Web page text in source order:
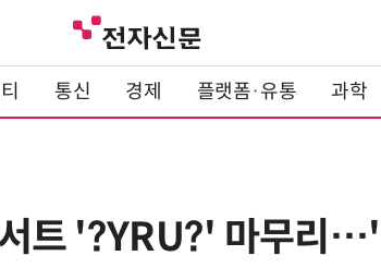
통신 경제 플랫폼·유통 과학
트 '?YRU?' 마무리